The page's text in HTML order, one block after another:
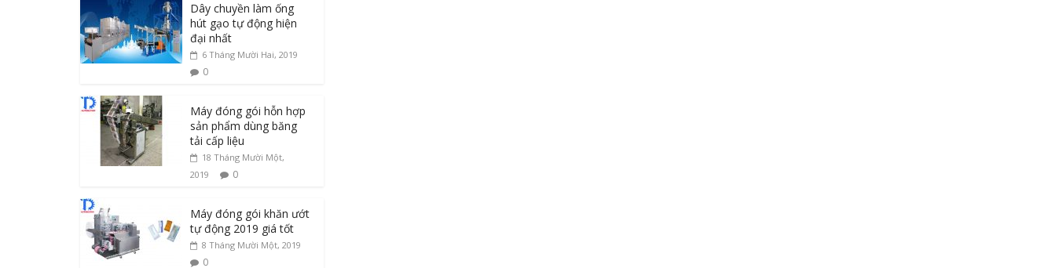
Dây chuyền làm ống
hút gạo tự động hiện
đại nhất
6 Tháng Mười Hai, 2019
0
Máy đóng gói hỗn hợp
sản phẩm dùng băng
tải cấp liệu
18 Tháng Mười Một,
2019
0
Máy đóng gói khăn ướt
tự động 2019 giá tốt
8 Tháng Mười Một, 2019
0